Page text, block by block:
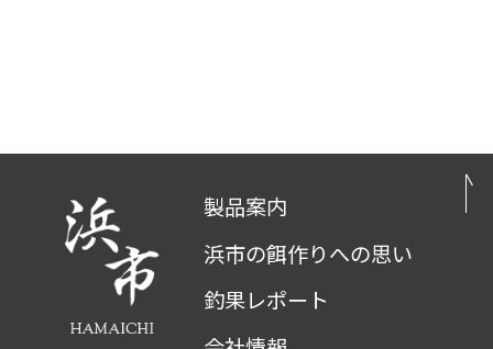
製品案内
浜市の餌作りへの思い
釣果レポート